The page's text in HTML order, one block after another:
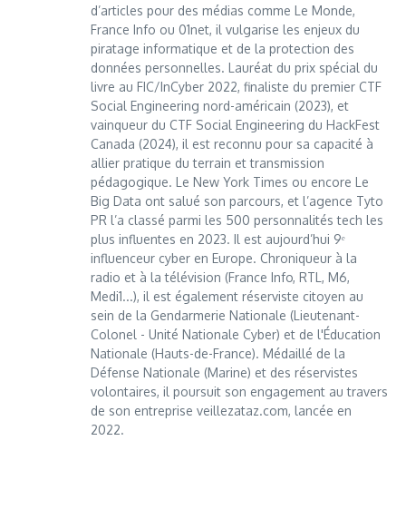
d’articles pour des médias comme Le Monde,
France Info ou 01net, il vulgarise les enjeux du
piratage informatique et de la protection des
données personnelles. Lauréat du prix spécial du
livre au FIC/InCyber 2022, finaliste du premier CTF
Social Engineering nord-américain (2023), et
vainqueur du CTF Social Engineering du HackFest
Canada (2024), il est reconnu pour sa capacité à
allier pratique du terrain et transmission
pédagogique. Le New York Times ou encore Le
Big Data ont salué son parcours, et l’agence Tyto
PR l’a classé parmi les 500 personnalités tech les
plus influentes en 2023. Il est aujourd’hui 9ᵉ
influenceur cyber en Europe. Chroniqueur à la
radio et à la télévision (France Info, RTL, M6,
Medi1...), il est également réserviste citoyen au
sein de la Gendarmerie Nationale (Lieutenant-
Colonel - Unité Nationale Cyber) et de l'Éducation
Nationale (Hauts-de-France). Médaillé de la
Défense Nationale (Marine) et des réservistes
volontaires, il poursuit son engagement au travers
de son entreprise veillezataz.com, lancée en
2022.